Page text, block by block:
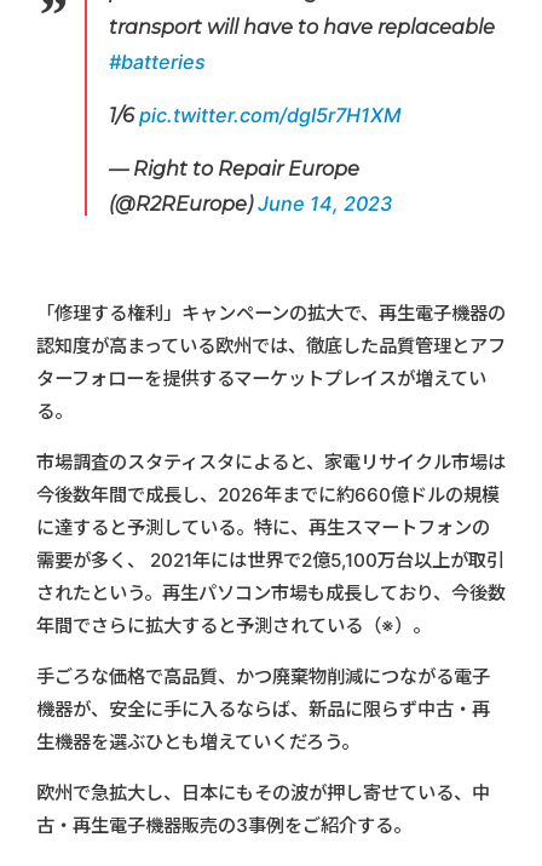
transport will have to have replaceable
#batteries
1/6pic.twitter.com/dgI5r7H1XM
— Right to Repair Europe
(@R2REurope)June 14, 2023
「修理する権利」キャンペーンの拡大で、再生電子機器の
認知度が高まっている欧州では、徹底した品質管理とアフ
ターフォローを提供するマーケットプレイスが増えてい
る。
市場調査のスタティスタによると、家電リサイクル市場は
今後数年間で成長し、2026年までに約660億ドルの規模
に達すると予測している。特に、再生スマートフォンの
需要が多く、 2021年には世界で2億5,100万台以上が取引
されたという。再生パソコン市場も成長しており、今後数
年間でさらに拡大すると予測されている（※）。
手ごろな価格で高品質、かつ廃棄物削減につながる電子
機器が、安全に手に入るならば、新品に限らず中古・再
生機器を選ぶひとも増えていくだろう。
欧州で急拡大し、日本にもその波が押し寄せている、中
古・再生電子機器販売の3事例をご紹介する。